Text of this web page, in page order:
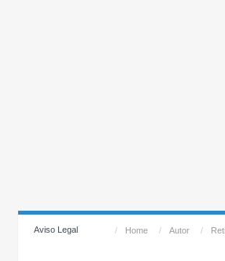
Aviso Legal / Home / Autor /